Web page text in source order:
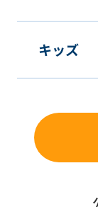
個人を
での統
■個人情
当社は
キッズ